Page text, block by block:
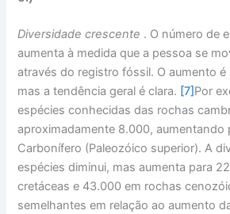
Diversidade crescente . O número de
aumenta à medida que a pessoa se
através do registro fóssil. O aumento é
mas a tendência geral é clara. [7]Por
espécies conhecidas das rochas
aproximadamente 8.000, aumentando
Carbonífero (Paleozóico superior). A
espécies diminui, mas aumenta para
cretáceas e 43.000 em rochas
semelhantes em relação ao aumento